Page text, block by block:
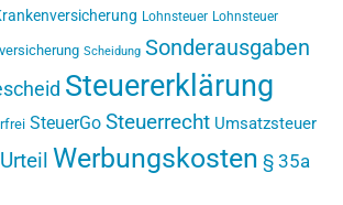
Lohnsteuer Lohnsteuer
Scheidung Sonderausgaben
Steuererklärung
SteuerGo Steuerrecht Umsatzsteuer
Urteil Werbungskosten § 35a